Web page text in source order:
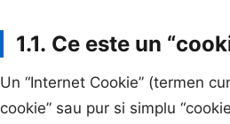
1.1. Ce este un
Un “Internet Cookie” (termen
cookie” sau pur si simplu